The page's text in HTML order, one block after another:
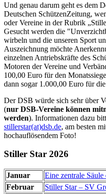
Und genau darum geht es dem
Deutschen SchützenZeitung,
oder Vereine in der Rubrik
Gesucht werden die
wirbeln und die unseren Sport
Auszeichnung möchte
einzelnen Antriebskräfte des
Motoren der Vereine und
100,00 Euro für den
dann sogar 1.000,00 Euro für die
Der DSB würde sich sehr über
(nur DSB-Vereine können
werden). Informationen dazu
stillerstar(at)dsb.de, am besten
hochauflösendem Foto!
Stiller Star 2026
Januar
Eine zentrale
Februar
Stiller Star – SV